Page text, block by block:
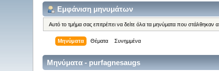
Εμφάνιση μηνυμάτων
Αυτό το τμήμα σας επιτρέπει να δείτε όλα τα μηνύματα που
Μηνύματα Θέματα Συνημμένα
Μηνύματα - purfagnesaugs